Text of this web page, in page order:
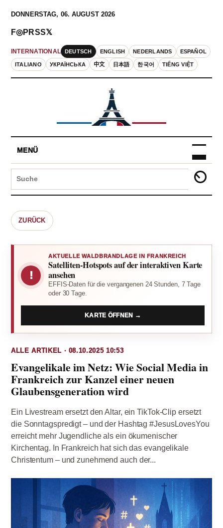
DONNERSTAG, 06. AUGUST 2026
INTERNATIONAL DEUTSCH ENGLISH NEDERLANDS ESPAÑOL
ITALIANO УКРАЇНСЬКА 中文 日本語 한국어 TIẾNG VIỆT
F◎PRSS𝕏
MENÜ
ZURÜCK
!
AKTUELLE WALDBRANDLAGE IN FRANKREICH
Satelliten-Hotspots auf der interaktiven Karte
ansehen
EFFIS-Daten für die vergangenen 24 Stunden, 7 Tage
oder 30 Tage.
KARTE ÖFFNEN →
ALLE ARTIKEL · 08.10.2025 10:53
Evangelikale im Netz: Wie Social Media in
Frankreich zur Kanzel einer neuen
Glaubensgeneration wird
Ein Livestream ersetzt den Altar, ein TikTok-Clip ersetzt
die Sonntagspredigt – und der Hashtag #JesusLovesYou
erreicht mehr Jugendliche als ein ökumenischer
Kirchentag. In Frankreich hat sich das evangelikale
Christentum – und zunehmend auch der...